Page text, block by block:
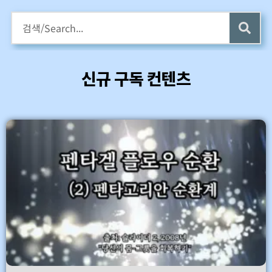
구독회원용 전자책 증정
카멜롯 인터뷰 Part 1 (4 ~6) 업데이트 (7/24)
바로가기
신규 구독 컨텐츠